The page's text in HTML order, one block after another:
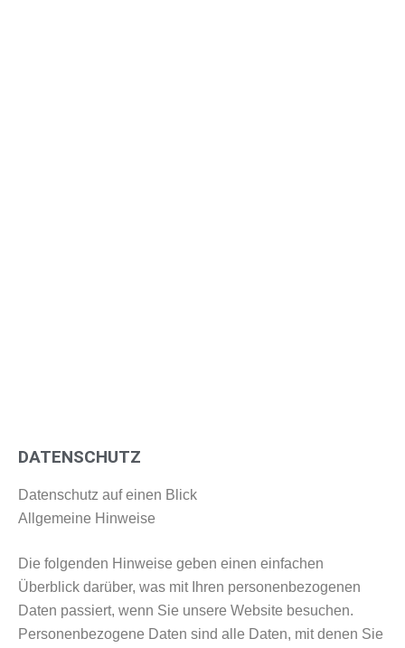
DATENSCHUTZ
Datenschutz auf einen Blick
Allgemeine Hinweise
Die folgenden Hinweise geben einen einfachen
Überblick darüber, was mit Ihren personenbezogenen
Daten passiert, wenn Sie unsere Website besuchen.
Personenbezogene Daten sind alle Daten, mit denen Sie